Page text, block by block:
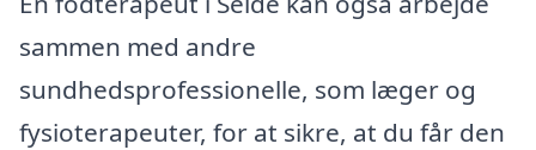
sammen med andre
sundhedsprofessionelle, som læger og
fysioterapeuter, for at sikre, at du får den